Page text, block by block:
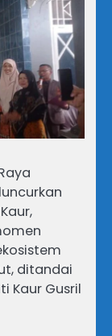
ditandai
Kaur Gusril